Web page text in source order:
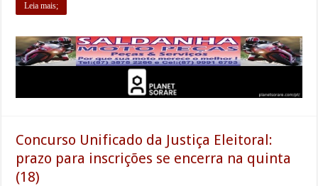
Leia mais;
Concurso Unificado da Justiça Eleitoral:
prazo para inscrições se encerra na quinta
(18)